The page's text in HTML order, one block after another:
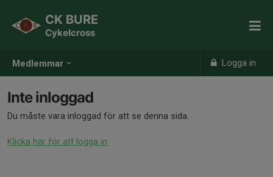
Medlemmar Logga in
CK BURE
Cykelcross
Inte inloggad
Du måste vara inloggad för att se denna sida.
Klicka här för att logga in